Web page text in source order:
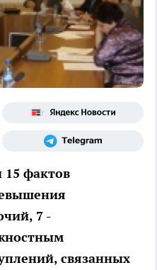
фактов
7 -
связанных